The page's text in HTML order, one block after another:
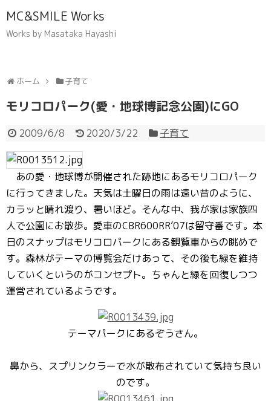
MC&SMILE Works
Works by Masataka Hayashi
ホーム 子育て
モリコロパーク(愛・地球博記念公園)にGO
2009/6/8 2020/3/22 子育て
あの愛・地球博が開催された跡地にあるモリコロパーク
に行ってきました。天気は土曜日の雨は遠い昔のように、
カラッと晴れ渡り、暑いほど。そんな中、我が家は家族四
人で公園にお散歩。愛車のCBR600RR’07は留守番です。本
日のスナップはモリコロパークにある観覧車からの眺めで
す。森林がテーマの博覧会だけあって、その後も緑を維持
していくというのがコンセプト。ちゃんと緑を回復しつつ
運営されているようです。
テーマパークにあるぞうさん。
鼻から、スプリンクラーで水が散布されていて気持ち良い
のです。